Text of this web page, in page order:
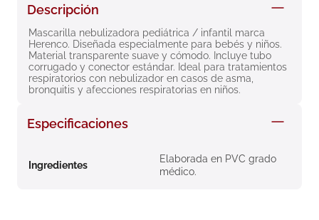
Descripción
Mascarilla nebulizadora pediátrica / infantil marca
Herenco. Diseñada especialmente para bebés y niños.
Material transparente suave y cómodo. Incluye tubo
corrugado y conector estándar. Ideal para tratamientos
respiratorios con nebulizador en casos de asma,
bronquitis y afecciones respiratorias en niños.
Especificaciones
Ingredientes
Elaborada en PVC grado
médico.
7. isdin
8. roche posay
9. megacistin
10.pañales